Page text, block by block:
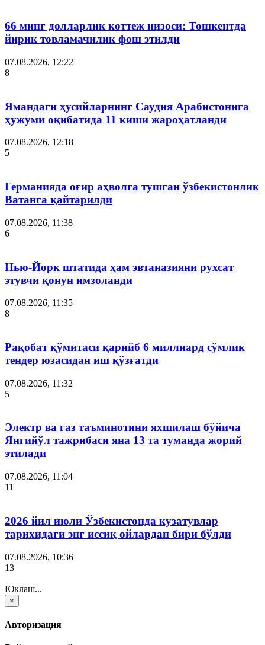
66 минг долларлик коттеж низоси: Тошкентда
йирик товламачилик фош этилди
07.08.2026, 12:22
8
Ямандаги ҳусийларнинг Саудия Арабистонига
ҳужуми оқибатида 11 киши жароҳатланди
07.08.2026, 12:18
5
Германияда оғир аҳволга тушган ўзбекистонлик
Ватанга қайтарилди
07.08.2026, 11:38
6
Нью-Йорк штатида ҳам эвтаназияни рухсат
этувчи қонун имзоланди
07.08.2026, 11:35
8
Рақобат қўмитаси қарийб 6 миллиард сўмлик
тендер юзасидан иш қўзғатди
07.08.2026, 11:32
5
Электр ва газ таъминотини яхшилаш бўйича
Янгийўл тажрибаси яна 13 та туманда жорий
этилади
07.08.2026, 11:04
11
2026 йил июли Ўзбекистонда кузатувлар
тарихидаги энг иссиқ ойлардан бири бўлди
07.08.2026, 10:36
13
Юклаш...
×
Авторизация